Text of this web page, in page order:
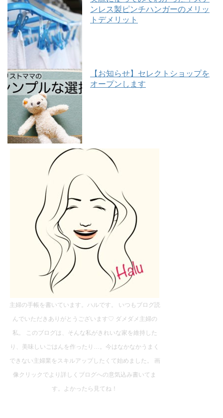
ンレス製ピンチハンガーのメリッ
トデメリット
【お知らせ】セレクトショップを
オープンします
主婦の手帳を書いています。ハルです。 いつもブログ読
んでいただきありがとうございます♡ ダメダメ主婦の
私。 このブログは、そんな私がきれいな家を維持した
り、美味しいごはんを作ったり…。今はなかなかうまく
できない主婦業をスキルアップしたくて始めました。 画
像クリックでより詳しくブログへの意気込み書いてま
す。よかったら見てね！